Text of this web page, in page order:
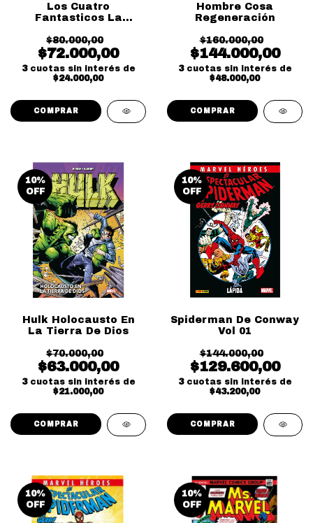
Los Cuatro
Fantasticos La
Baxter
$80.000,00
$72.000,00
3 cuotas sin interés de
$24.000,00
Hombre Cosa
Regeneración
$160.000,00
$144.000,00
3 cuotas sin interés de
$48.000,00
10%
OFF
Hulk Holocausto En
La Tierra De Dios
$70.000,00
$63.000,00
3 cuotas sin interés de
$21.000,00
10%
OFF
Spiderman De Conway
Vol 01
$144.000,00
$129.600,00
3 cuotas sin interés de
$43.200,00
10%
OFF
10%
OFF